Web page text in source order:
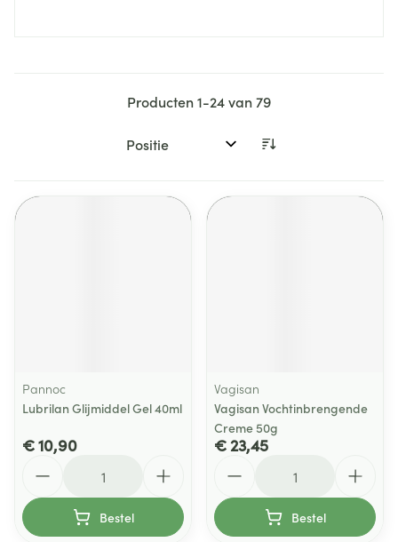
Producten1-24van79
Sorteer op:
Pannoc
Lubrilan Glijmiddel Gel 40ml
€ 10,90
Bestel
Vagisan
Vagisan Vochtinbrengende
Creme 50g
€ 23,45
Bestel